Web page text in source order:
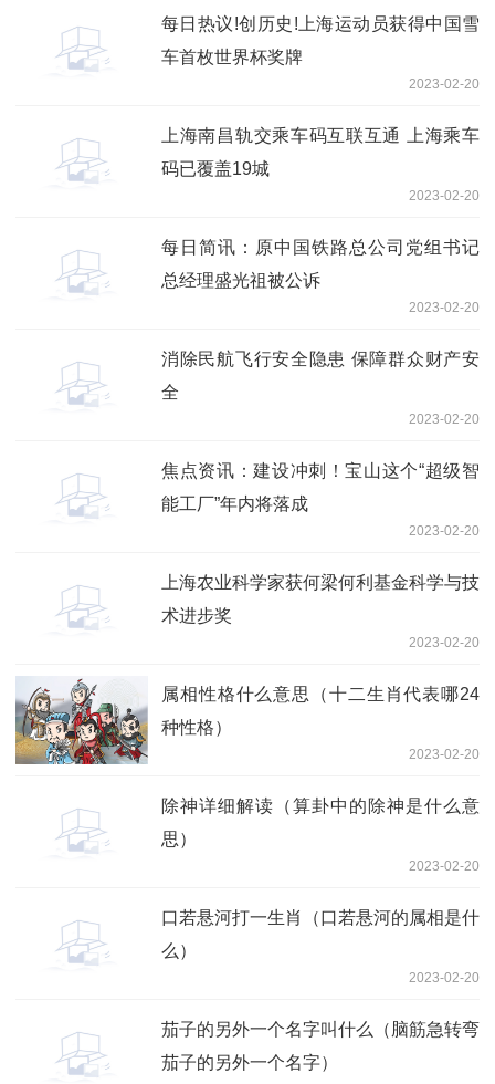
每日热议!创历史!上海运动员获得中国雪
车首枚世界杯奖牌
2023-02-20
上海南昌轨交乘车码互联互通 上海乘车
码已覆盖19城
2023-02-20
每日简讯：原中国铁路总公司党组书记
总经理盛光祖被公诉
2023-02-20
消除民航飞行安全隐患 保障群众财产安
全
2023-02-20
焦点资讯：建设冲刺！宝山这个“超级智
能工厂”年内将落成
2023-02-20
上海农业科学家获何梁何利基金科学与技
术进步奖
2023-02-20
属相性格什么意思（十二生肖代表哪24
种性格）
2023-02-20
除神详细解读（算卦中的除神是什么意
思）
2023-02-20
口若悬河打一生肖（口若悬河的属相是什
么）
2023-02-20
茄子的另外一个名字叫什么（脑筋急转弯
茄子的另外一个名字）